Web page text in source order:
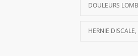
DOULEURS
HERNIE